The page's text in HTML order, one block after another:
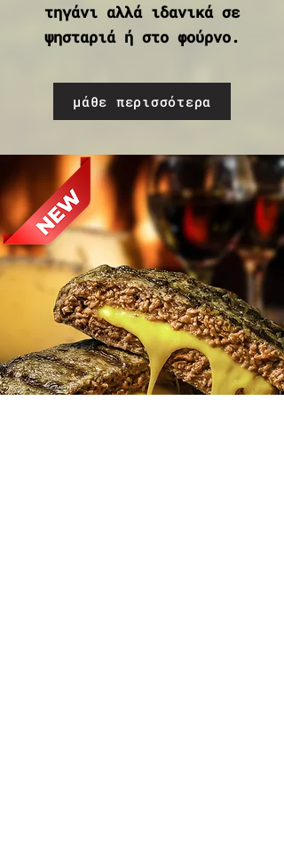
τηγάνι αλλά ιδανικά σε
ψησταριά ή στο φούρνο.
μάθε περισσότερα